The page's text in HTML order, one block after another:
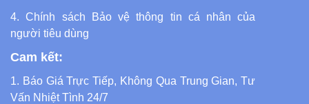
4. Chính sách Bảo vệ thông tin cá nhân của
người tiêu dùng
Cam kết:
1. Báo Giá Trực Tiếp, Không Qua Trung Gian, Tư
Vấn Nhiệt Tình 24/7